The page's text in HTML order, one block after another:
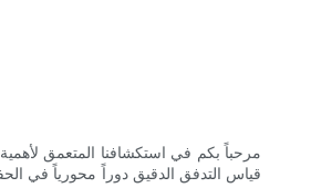
مرحباً بكم في استكشافنا المتعمق
قياس التدفق الدقيق دوراً محورياً في